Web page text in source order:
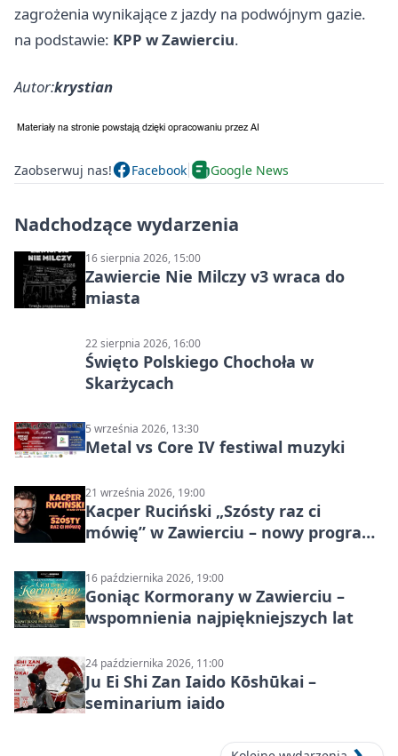
zagrożenia wynikające z jazdy na podwójnym gazie.
na podstawie: KPP w Zawierciu.
Autor:krystian
Zaobserwuj nas! Facebook Google News
Nadchodzące wydarzenia
16 sierpnia 2026, 15:00
Zawiercie Nie Milczy v3 wraca do
miasta
22 sierpnia 2026, 16:00
Święto Polskiego Chochoła w
Skarżycach
5 września 2026, 13:30
Metal vs Core IV festiwal muzyki
21 września 2026, 19:00
Kacper Ruciński „Szósty raz ci
mówię” w Zawierciu – nowy program
16 października 2026, 19:00
Goniąc Kormorany w Zawierciu –
wspomnienia najpiękniejszych lat
24 października 2026, 11:00
Ju Ei Shi Zan Iaido Kōshūkai –
seminarium iaido